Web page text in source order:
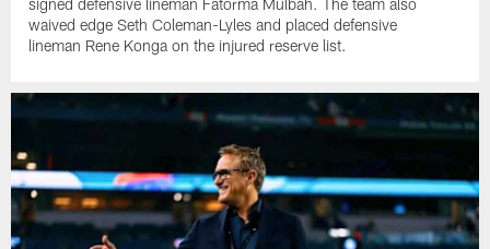
waived edge Seth Coleman-Lyles and placed defensive
lineman Rene Konga on the injured reserve list.